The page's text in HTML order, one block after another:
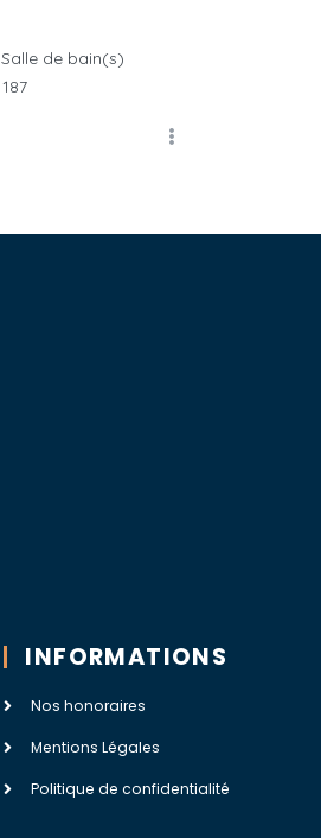
Salle de bain(s)
187
INFORMATIONS
Nos honoraires
Mentions Légales
Politique de confidentialité